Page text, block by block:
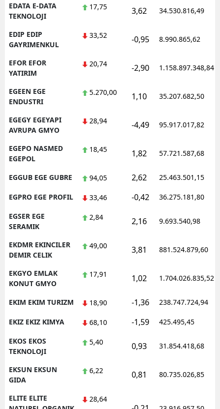
EDATA E-DATA
TEKNOLOJI
17,75 3,62 34.530.816,49
EDIP EDIP
GAYRIMENKUL
33,52 -0,95 8.990.865,62
EFOR EFOR
YATIRIM
20,74 -2,90 1.158.897.348,84
EGEEN EGE
ENDUSTRI
5.270,00 1,10 35.207.682,50
EGEGY EGEYAPI
AVRUPA GMYO
28,94 -4,49 95.917.017,82
EGEPO NASMED
EGEPOL
18,45 1,82 57.721.587,68
EGGUB EGE GUBRE 94,05 2,62 25.463.501,15
EGPRO EGE PROFIL 33,46 -0,42 36.275.181,80
EGSER EGE
SERAMIK
2,84 2,16 9.693.540,98
EKDMR EKINCILER
DEMIR CELIK
49,00 3,81 881.524.879,60
EKGYO EMLAK
KONUT GMYO
17,91 1,02 1.704.026.835,52
EKIM EKIM TURIZM 18,90 -1,36 238.747.724,94
EKIZ EKIZ KIMYA 68,10 -1,59 425.495,45
EKOS EKOS
TEKNOLOJI
5,40 0,93 31.854.418,68
EKSUN EKSUN
GIDA
6,22 0,81 80.735.026,85
ELITE ELITE
28,64